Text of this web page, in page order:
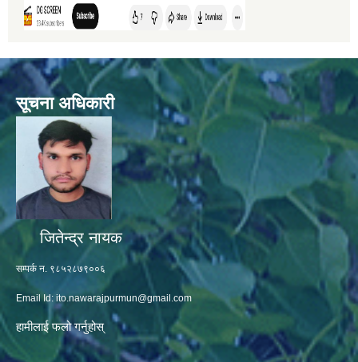
सूचना अधिकारी
जितेन्द्र नायक
सम्पर्क न. ९८५२८७९००६
Email Id: ito.nawarajpurmun@gmail.com
हामीलाई फलो गर्नुहोस्